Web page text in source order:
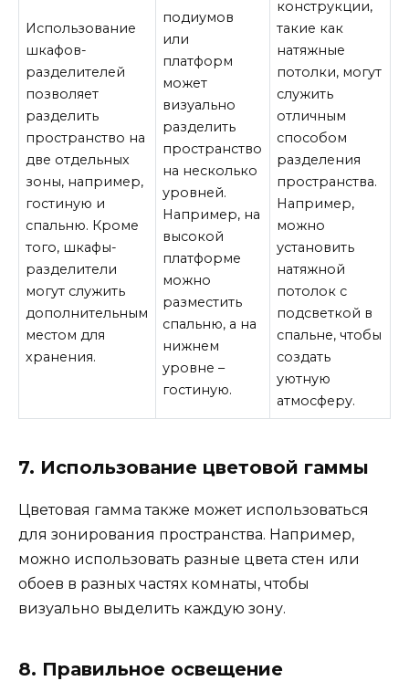
Использование
шкафов-
разделителей
позволяет
разделить
пространство на
две отдельных
зоны, например,
гостиную и
спальню. Кроме
того, шкафы-
разделители
могут служить
дополнительным
местом для
хранения.
подиумов
или
платформ
может
визуально
разделить
пространство
на несколько
уровней.
Например, на
высокой
платформе
можно
разместить
спальню, а на
нижнем
уровне –
гостиную.
конструкции,
такие как
натяжные
потолки, могут
служить
отличным
способом
разделения
пространства.
Например,
можно
установить
натяжной
потолок с
подсветкой в
спальне, чтобы
создать
уютную
атмосферу.
7. Использование цветовой гаммы
Цветовая гамма также может использоваться
для зонирования пространства. Например,
можно использовать разные цвета стен или
обоев в разных частях комнаты, чтобы
визуально выделить каждую зону.
8. Правильное освещение